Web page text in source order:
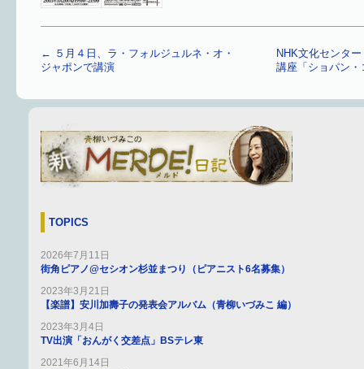
←
５月４日、ラ・フォルジュルネ・オ・
ジャポンで講演
NHK文化センタ
講座「ショパン
TOPICS
2026年7月11日
街角ピアノ@セシオン杉並まつり（ピアニスト6名募集）
2023年3月21日
【楽譜】安川加壽子の発表会アルバム（青柳いづみこ 編）
2023年3月4日
TV出演「おんがく交差点」BSテレ東
2021年6月14日